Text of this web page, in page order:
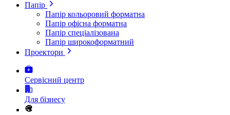
Папір
Папір кольоровий форматна
Папір офісна форматна
Папір спеціалізована
Папір широкоформатний
Проектори
Сервісний центр
Для бізнесу